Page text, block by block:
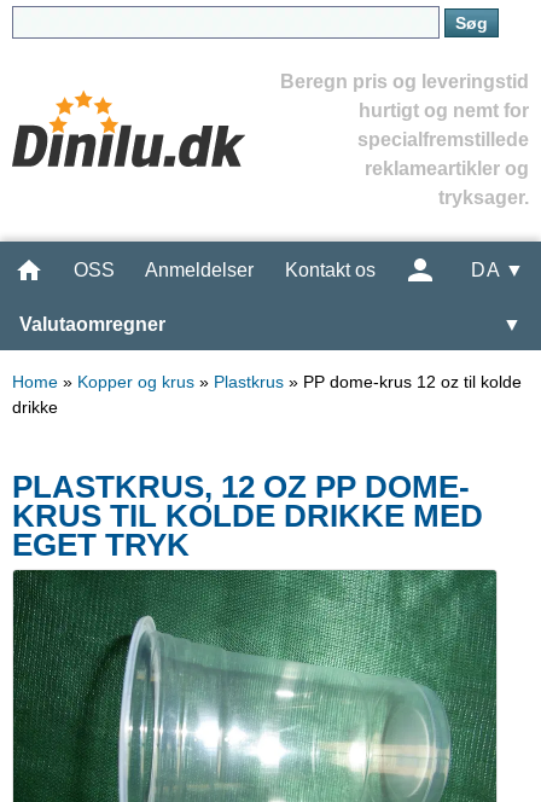
Beregn pris og leveringstid
hurtigt og nemt for
specialfremstillede
reklameartikler og
tryksager.
OSS Anmeldelser Kontakt os DA ▼
Valutaomregner ▼
Home » Kopper og krus » Plastkrus » PP dome-krus 12 oz til kolde
drikke
PLASTKRUS, 12 OZ PP DOME-
KRUS TIL KOLDE DRIKKE MED
EGET TRYK